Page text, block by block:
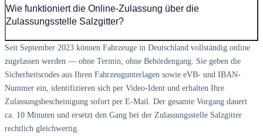
Wie funktioniert die Online-Zulassung über die
Zulassungsstelle Salzgitter?
Seit September 2023 können Fahrzeuge in Deutschland vollständig online
zugelassen werden — ohne Termin, ohne Behördengang. Sie geben die
Sicherheitscodes aus Ihren Fahrzeugunterlagen sowie eVB- und IBAN-
Nummer ein, identifizieren sich per Video-Ident und erhalten Ihre
Zulassungsbescheinigung sofort per E-Mail. Der gesamte Vorgang dauert
ca. 10 Minuten und ersetzt den Gang bei der Zulassungsstelle Salzgitter
rechtlich gleichwertig.